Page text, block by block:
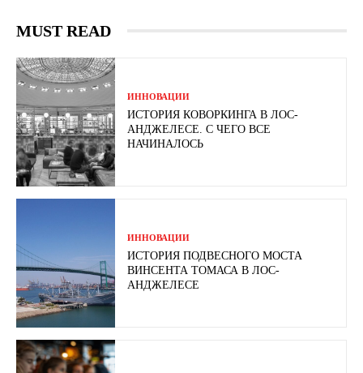
MUST READ
ИННОВАЦИИ
ИСТОРИЯ КОВОРКИНГА В ЛОС-
АНДЖЕЛЕСЕ. С ЧЕГО ВСЕ
НАЧИНАЛОСЬ
ИННОВАЦИИ
ИСТОРИЯ ПОДВЕСНОГО МОСТА
ВИНСЕНТА ТОМАСА В ЛОС-
АНДЖЕЛЕСЕ